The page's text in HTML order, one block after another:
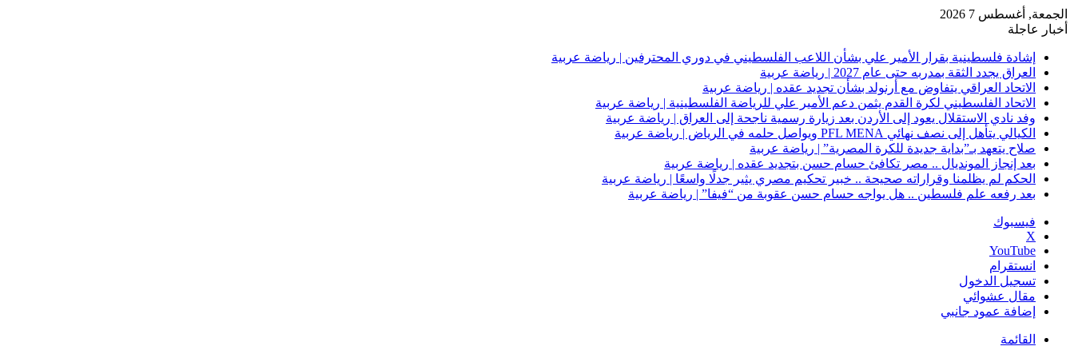
الجمعة, أغسطس 7 2026
أخبار عاجلة
إشادة فلسطينية بقرار الأمير علي بشأن اللاعب الفلسطيني في دوري المحترفين | رياضة عربية
العراق يجدد الثقة بمدربه حتى عام 2027 | رياضة عربية
الاتحاد العراقي يتفاوض مع أرنولد بشأن تجديد عقده | رياضة عربية
الاتحاد الفلسطيني لكرة القدم يثمن دعم الأمير علي للرياضة الفلسطينية | رياضة عربية
وفد نادي الاستقلال يعود إلى الأردن بعد زيارة رسمية ناجحة إلى العراق | رياضة عربية
الكيالي يتأهل إلى نصف نهائي PFL MENA ويواصل حلمه في الرياض | رياضة عربية
صلاح يتعهد بـ”بداية جديدة للكرة المصرية” | رياضة عربية
بعد إنجاز المونديال .. مصر تكافئ حسام حسن بتجديد عقده | رياضة عربية
الحكم لم يظلمنا وقراراته صحيحة .. خبير تحكيم مصري يثير جدلًا واسعًا | رياضة عربية
بعد رفعه علم فلسطين .. هل يواجه حسام حسن عقوبة من “فيفا” | رياضة عربية
فيسبوك
‫X
‫YouTube
انستقرام
تسجيل الدخول
مقال عشوائي
إضافة عمود جانبي
القائمة